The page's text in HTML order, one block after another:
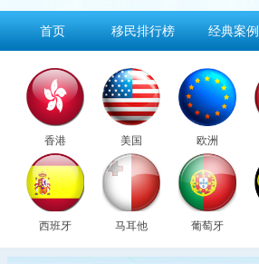
首页 移民排行榜 经典案例
香港 美国 欧洲
西班牙 马耳他 葡萄牙